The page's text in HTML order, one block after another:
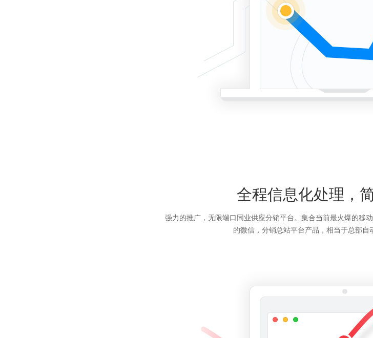
全程信息化处理，
强力的推广，无限端口同业供应分销平台。集合当前最火爆的移
的微信，分销总站平台产品，相当于总部自